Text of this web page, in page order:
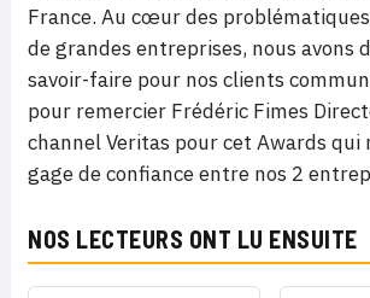
France. Au cœur des
de grandes entreprises, nous avons
savoir-faire pour nos clients
pour remercier Frédéric Fimes
channel Veritas pour cet Awards qui
gage de confiance entre nos 2
NOS LECTEURS ONT LU ENSUITE